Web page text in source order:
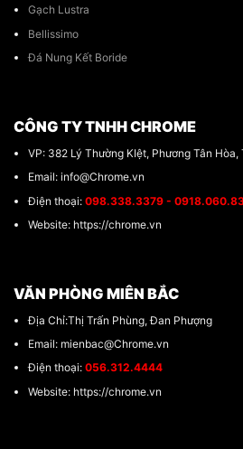
Gạch Lustra
Bellissimo
Đá Nung Kết Boride
CÔNG TY TNHH CHROME
VP: 382 Lý Thường KIệt, Phương Tân Hòa,
Email: info@Chrome.vn
Điện thoại: 098.338.3379 -
Website: https://chrome.vn
VĂN PHÒNG MIÊN BẮC
Địa Chỉ:Thị Trấn Phùng, Đan Phượng
Email: mienbac@Chrome.vn
Điện thoại: 056.312.4444
Website: https://chrome.vn